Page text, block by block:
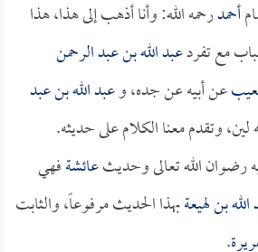
أحمدرحمه الله: وأنا أذهب إلى هذا، هذا
مع تفردعبد الله بن عبد الرحمن
عن أبيه عن جده، وعبد الله بن عبد
وتقدم معنا الكلام على حديثه.
رضوان الله تعالى وحديثعائشةفهي
بن لهيعةبهذا الحديث مرفوعاً، والثابت
.